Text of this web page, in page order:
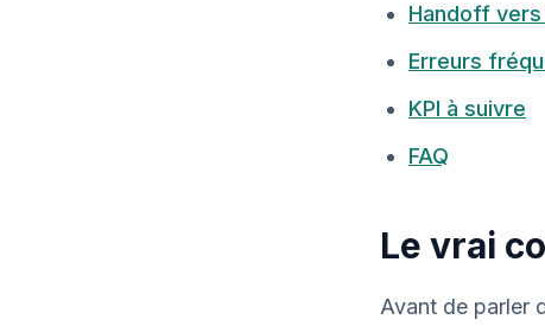
Handoff
Erreurs
KPI à suivre
FAQ
Le vrai
Avant de parler